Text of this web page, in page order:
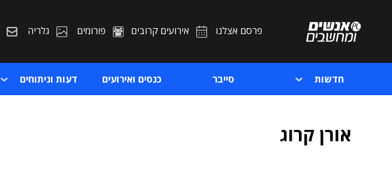
פרסם אצלנו אירועים קרובים פורומים גלריה
חדשות סייבר כנסים ואירועים דעות וניתוחים
אורן קרוג